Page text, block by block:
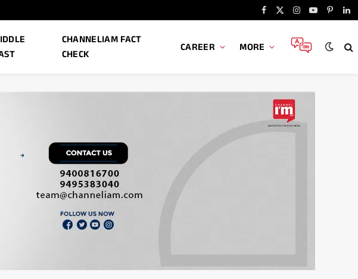
Facebook
X
Instagram
YouTube
CHANNELIAM FACT
CHECK
CAREER MORE